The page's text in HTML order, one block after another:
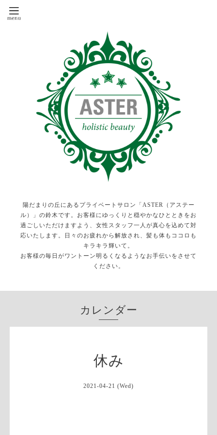
陽だまりの丘にあるプライベートサロン「ASTER（アステー
ル）」の鈴木です。お客様にゆっくりと穏やかなひとときをお
過ごしいただけますよう、女性スタッフ一人が真心を込めて対
応いたします。日々のお疲れから解放され、髪も体もココロも
キラキラ輝いて。
お客様の毎日がワントーン明るくなるようなお手伝いをさせて
ください。
カレンダー
休み
2021-04-21 (Wed)